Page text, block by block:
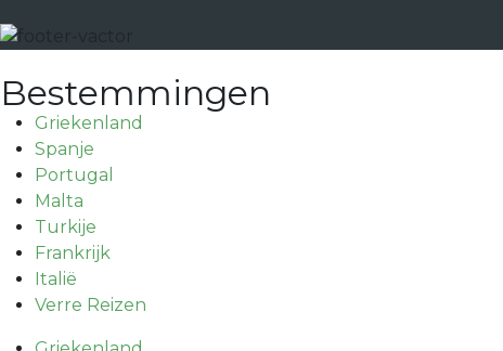
Bestemmingen
Griekenland
Spanje
Portugal
Malta
Turkije
Frankrijk
Italië
Verre Reizen